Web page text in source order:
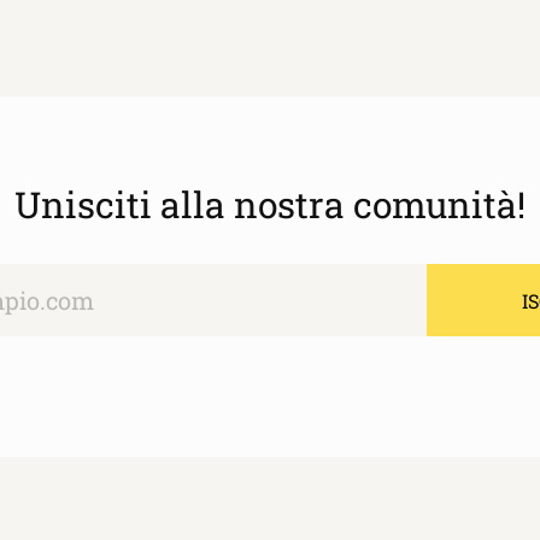
Unisciti alla nostra comunità!